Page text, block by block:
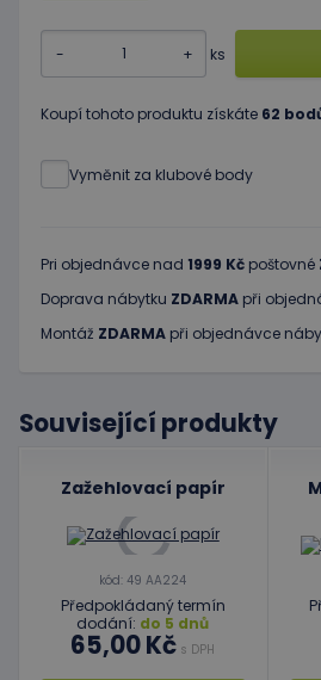
- + ks
Koupí tohoto produktu získáte 62
Vyměnit za klubové body
Pri objednávce nad 1999 Kč poštovné
Doprava nábytku ZDARMA při
Montáž ZDARMA při objednávce
Související produkty
Zažehlovací papír
kód: 49 AA224
Předpokládaný termín
dodání: do 5 dnů
65,00 Kč s DPH